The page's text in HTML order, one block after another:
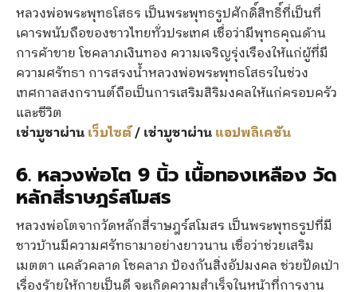
หลวงพ่อพระพุทธโสธร เป็นพระพุทธรูปศักดิ์สิทธิ์ที่เป็นที่
เคารพนับถือของชาวไทยทั่วประเทศ เชื่อว่ามีพุทธคุณด้าน
การค้าขาย โชคลาภเงินทอง ความเจริญรุ่งเรืองให้แก่ผู้ที่มี
ความศรัทธา การสรงน้ำหลวงพ่อพระพุทธโสธรในช่วง
เทศกาลสงกรานต์ถือเป็นการเสริมสิริมงคลให้แก่ครอบครัว
และชีวิต
เช่าบูชาผ่านเว็บไซต์/ เช่าบูชาผ่านแอปพลิเคชัน
6. หลวงพ่อโต 9 นิ้ว เนื้อทองเหลือง วัด
หลักสี่ราษฎร์สโมสร
หลวงพ่อโตจากวัดหลักสี่ราษฎร์สโมสร เป็นพระพุทธรูปที่มี
ชาวบ้านมีความศรัทธามาอย่างยาวนาน เชื่อว่าช่วยเสริม
เมตตา แคล้วคลาด โชคลาภ ป้องกันสิ่งอัปมงคล ช่วยปัดเป่า
เรื่องร้ายให้กายเป็นดี จะเกิดความสำเร็จในหน้าที่การงาน